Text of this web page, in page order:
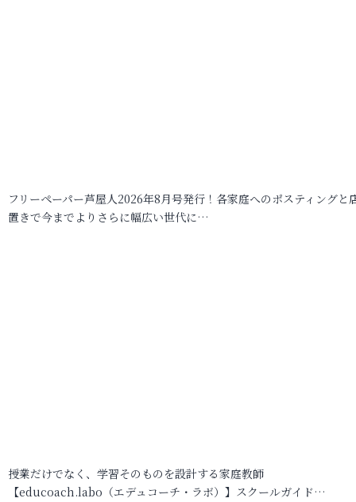
フリーペーパー芦屋人2026年8月号発行！各家庭へのポスティングと
置きで今までよりさらに幅広い世代に…
授業だけでなく、学習そのものを設計する家庭教師
【educoach.labo（エデュコーチ・ラボ）】スクールガイド…